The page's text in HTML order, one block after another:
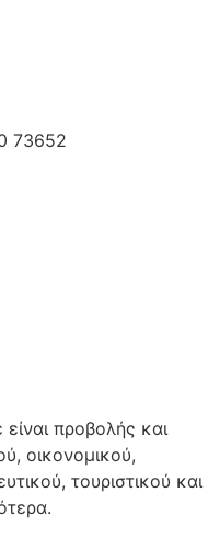
73652
προβολής και
οικονομικού,
τουριστικού και